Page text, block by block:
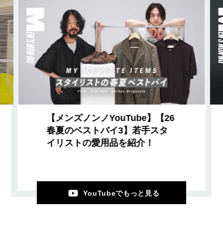
【メンズノンノYouTube】【26
春夏のベストバイ3】若手スタ
イリストの愛用品を紹介！
YouTubeでもっと見る